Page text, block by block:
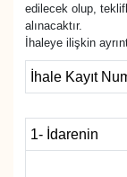
edilecek olup,
alınacaktır.
İhaleye ilişkin
İhale Kayıt
1- İdarenin
MAGAZİN
POLİTİKA
SAĞLIK
Haber Arşivi